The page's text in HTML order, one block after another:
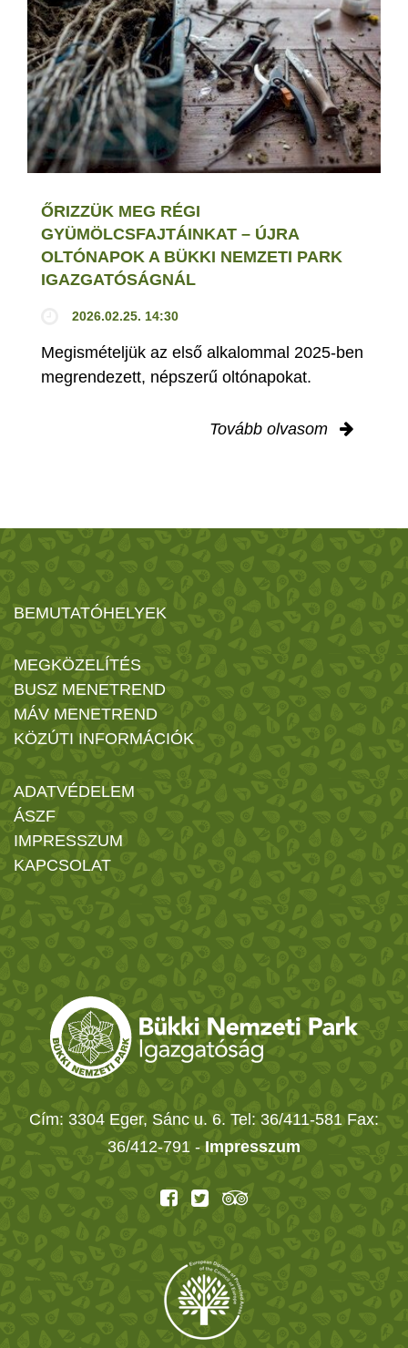
ŐRIZZÜK MEG RÉGI
GYÜMÖLCSFAJTÁINKAT – ÚJRA
OLTÓNAPOK A BÜKKI NEMZETI PARK
IGAZGATÓSÁGNÁL
2026.02.25. 14:30
Megismételjük az első alkalommal 2025-ben
megrendezett, népszerű oltónapokat.
Tovább olvasom
BEMUTATÓHELYEK
MEGKÖZELÍTÉS
BUSZ MENETREND
MÁV MENETREND
KÖZÚTI INFORMÁCIÓK
ADATVÉDELEM
ÁSZF
IMPRESSZUM
KAPCSOLAT
Cím: 3304 Eger, Sánc u. 6. Tel: 36/411-581 Fax:
36/412-791 - Impresszum